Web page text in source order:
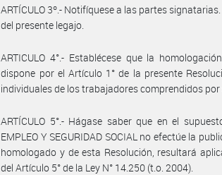
ARTÍCULO 3º.- Notifíquese a las partes
del presente legajo.
ARTICULO 4°.- Establécese que la
dispone por el Artículo 1° de la presente
individuales de los trabajadores comprendidos por
ARTÍCULO 5°.- Hágase saber que en el
EMPLEO Y SEGURIDAD SOCIAL no efectúe la
homologado y de esta Resolución, resultará
del Artículo 5° de la Ley N° 14.250 (t.o. 2004).